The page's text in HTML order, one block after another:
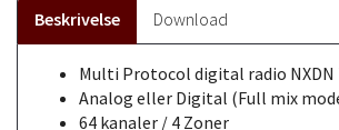
Beskrivelse Download
Multi Protocol digital radio NXDN
Analog eller Digital (Full mix
64 kanaler / 4 Zoner